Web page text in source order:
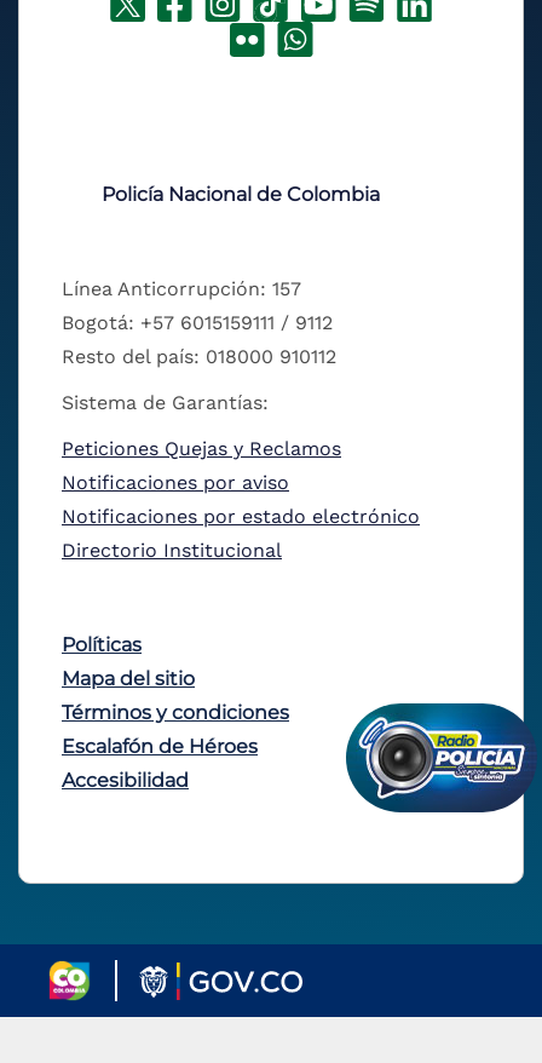
Policía Nacional de Colombia
Línea Anticorrupción: 157
Bogotá: +57 6015159111 / 9112
Resto del país: 018000 910112
Sistema de Garantías:
Peticiones Quejas y Reclamos
Notificaciones por aviso
Notificaciones por estado electrónico
Directorio Institucional
Políticas
Mapa del sitio
Términos y condiciones
Escalafón de Héroes
Accesibilidad